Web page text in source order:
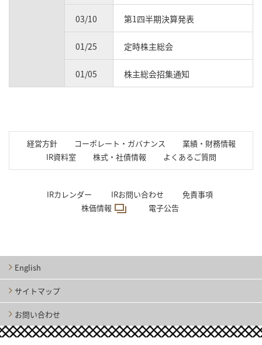
03/10 第1四半期決算発表
01/25 定時株主総会
01/05 株主総会招集通知
経営方針 コーポレート・ガバナンス
業績・財務情報
IR資料室
株式・社債情報 よくあるご質問
IRカレンダー IRお問い合わせ
免責事項
株価情報
電子公告
English
サイトマップ
お問い合わせ